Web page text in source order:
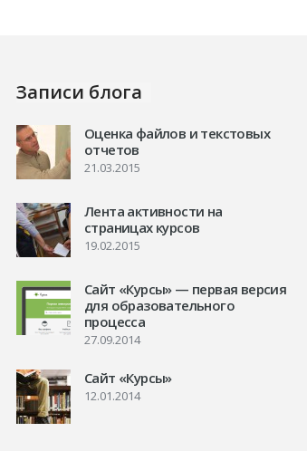
Записи блога
Оценка файлов и текстовых
отчетов
21.03.2015
Лента активности на
страницах курсов
19.02.2015
Сайт «Курсы» — первая версия
для образовательного
процесса
27.09.2014
Сайт «Курсы»
12.01.2014